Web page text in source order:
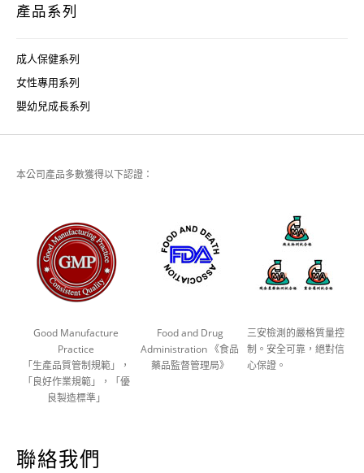
產品系列
成人保健系列
女性專用系列
嬰幼兒成長系列
本公司產品多數獲得以下認證：
Good Manufacture
Practice
「生產品質管制規範」，
「良好作業規範」，「優
良製造標準」
Food and Drug
Administration 《食品
藥品監督管理局》
三安檢測的嚴格質量控
制。安全可靠，絕對信
心保證。
聯絡我們